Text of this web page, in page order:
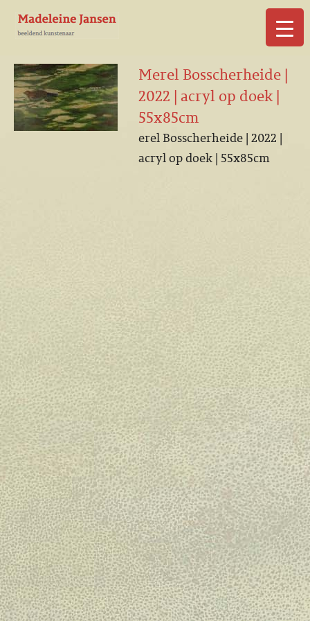
Merel Bosscherheide |
2022 | acryl op doek |
55x85cm
erel Bosscherheide | 2022 |
acryl op doek | 55x85cm